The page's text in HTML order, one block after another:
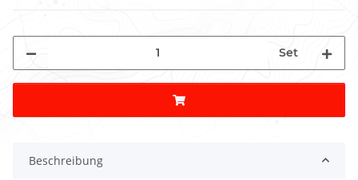
Set
Beschreibung